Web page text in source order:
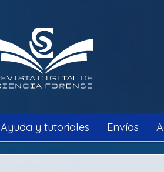
Ayuda y tutoriales Envíos